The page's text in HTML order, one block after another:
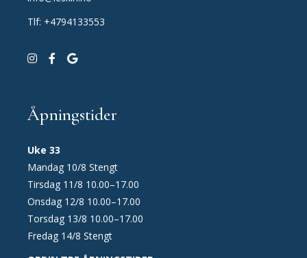
Tlf: +4794133553
Åpningstider
Uke 33
Mandag 10/8 Stengt
Tirsdag 11/8 10.00–17.00
Onsdag 12/8 10.00–17.00
Torsdag 13/8 10.00–17.00
Fredag 14/8 Stengt